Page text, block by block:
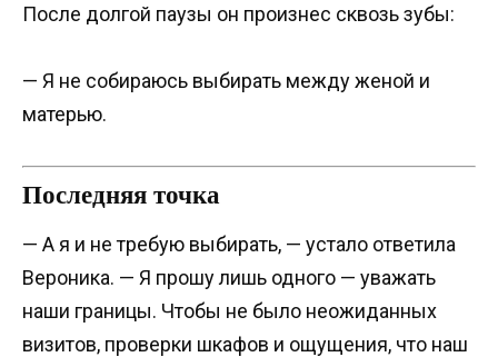
После долгой паузы он произнес сквозь зубы:
— Я не собираюсь выбирать между женой и
матерью.
Последняя точка
— А я и не требую выбирать, — устало ответила
Вероника. — Я прошу лишь одного — уважать
наши границы. Чтобы не было неожиданных
визитов, проверки шкафов и ощущения, что наш